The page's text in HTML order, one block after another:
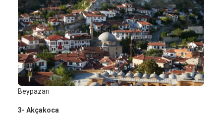
Beypazarı
3- Akçakoca